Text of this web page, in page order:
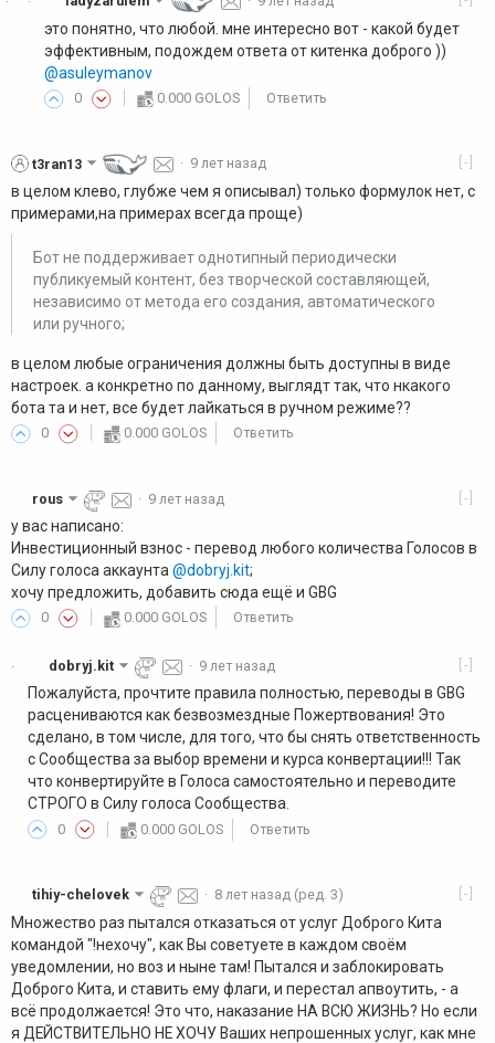
это понятно, что любой. мне интересно вот - какой будет
эффективным, подождем ответа от китенка доброго ))
@asuleymanov
0 0.000 GOLOS Ответить
[-]
t3ran13 · 9 лет назад
в целом клево, глубже чем я описывал) только формулок нет, с
примерами,на примерах всегда проще)
Бот не поддерживает однотипный периодически
публикуемый контент, без творческой составляющей,
независимо от метода его создания, автоматического
или ручного;
в целом любые ограничения должны быть доступны в виде
настроек. а конкретно по данному, выглядт так, что нкакого
бота та и нет, все будет лайкаться в ручном режиме??
0 0.000 GOLOS Ответить
[-]
rous · 9 лет назад
у вас написано:
Инвестиционный взнос - перевод любого количества Голосов в
Силу голоса аккаунта@dobryj.kit;
хочу предложить, добавить сюда ещё и GBG
0 0.000 GOLOS Ответить
· [-]
dobryj.kit · 9 лет назад
Пожалуйста, прочтите правила полностью, переводы в GBG
расцениваются как безвозмездные Пожертвования! Это
сделано, в том числе, для того, что бы снять ответственность
с Сообщества за выбор времени и курса конвертации!!! Так
что конвертируйте в Голоса самостоятельно и переводите
СТРОГО в Силу голоса Сообщества.
0 0.000 GOLOS Ответить
[-]
tihiy-chelovek · 8 лет назад (ред. 3)
Множество раз пытался отказаться от услуг Доброго Кита
командой "!нехочу", как Вы советуете в каждом своём
уведомлении, но воз и ныне там! Пытался и заблокировать
Доброго Кита, и ставить ему флаги, и перестал апвоутить, - а
всё продолжается! Это что, наказание НА ВСЮ ЖИЗНЬ? Но если
я ДЕЙСТВИТЕЛЬНО НЕ ХОЧУ Ваших непрошенных услуг, как мне